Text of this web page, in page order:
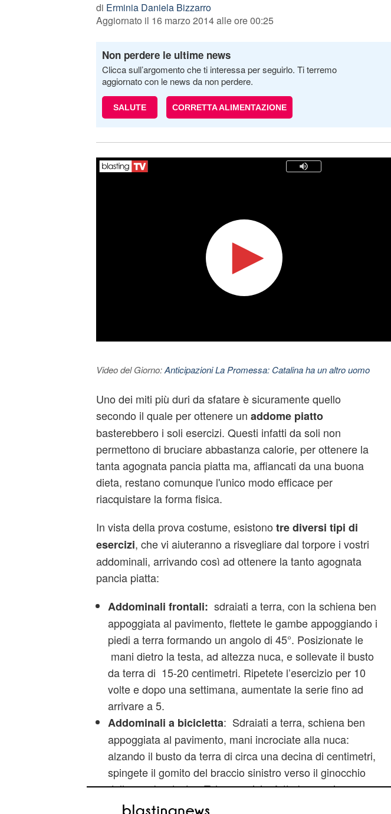
di Erminia Daniela Bizzarro
Aggiornato il 16 marzo 2014 alle ore 00:25
Non perdere le ultime news
Clicca sull’argomento che ti interessa per seguirlo. Ti terremo
aggiornato con le news da non perdere.
SALUTE CORRETTA ALIMENTAZIONE
Video del Giorno:Anticipazioni La Promessa: Catalina ha un altro uomo
Uno dei miti più duri da sfatare è sicuramente quello
secondo il quale per ottenere un addome piatto
basterebbero i soli esercizi. Questi infatti da soli non
permettono di bruciare abbastanza calorie, per ottenere la
tanta agognata pancia piatta ma, affiancati da una buona
dieta, restano comunque l'unico modo efficace per
riacquistare la forma fisica.
In vista della prova costume, esistono tre diversi tipi di
esercizi, che vi aiuteranno a risvegliare dal torpore i vostri
addominali, arrivando così ad ottenere la tanto agognata
pancia piatta:
Addominali frontali: sdraiati a terra, con la schiena ben
appoggiata al pavimento, flettete le gambe appoggiando i
piedi a terra formando un angolo di 45°. Posizionate le
mani dietro la testa, ad altezza nuca, e sollevate il busto
da terra di 15-20 centimetri. Ripetete l’esercizio per 10
volte e dopo una settimana, aumentate la serie fino ad
arrivare a 5.
Addominali a bicicletta: Sdraiati a terra, schiena ben
appoggiata al pavimento, mani incrociate alla nuca:
alzando il busto da terra di circa una decina di centimetri,
spingete il gomito del braccio sinistro verso il ginocchio
della gamba destra. Tale esercizio, fatto bene e in
maniera costante, comporterà il rafforzamento degli